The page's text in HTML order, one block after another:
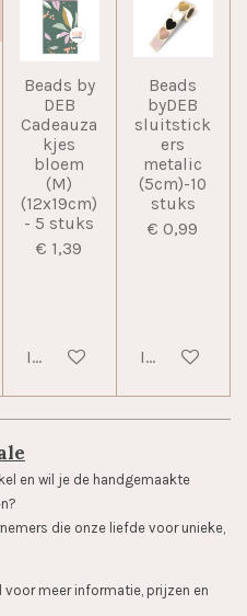
Beads by
DEB
Cadeauza
kjes
bloem
(M)
(12x19cm)
- 5 stuks
€ 1,39
In winkelwagen
Beads
byDEB
sluitstick
ers
metalic
(5cm)-10
stuks
€ 0,99
In
en wil je de handgemaakte
die onze liefde voor unieke,
meer informatie, prijzen en